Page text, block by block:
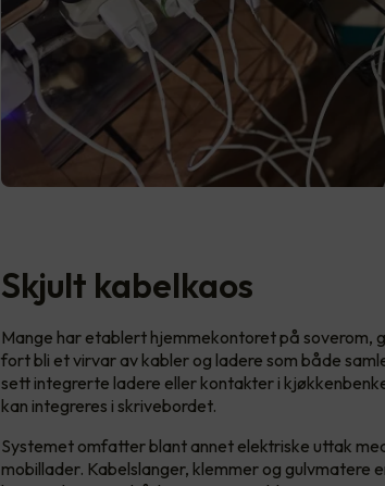
Skjult kabelkaos
Mange har etablert hjemmekontoret på soverom,
fort bli et virvar av kabler og ladere som både
sett integrerte ladere eller kontakter i
kan integreres i skrivebordet.
Systemet omfatter blant annet elektriske uttak
mobillader. Kabelslanger, klemmer og gulvmatere